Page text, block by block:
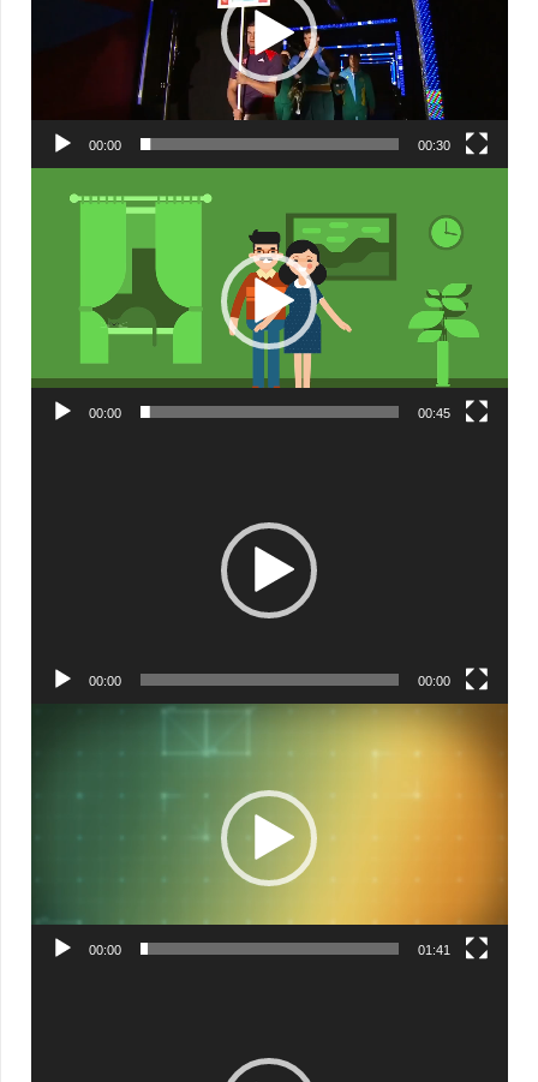
00:00 00:30
00:00 00:45
00:00 00:00
00:00 01:41